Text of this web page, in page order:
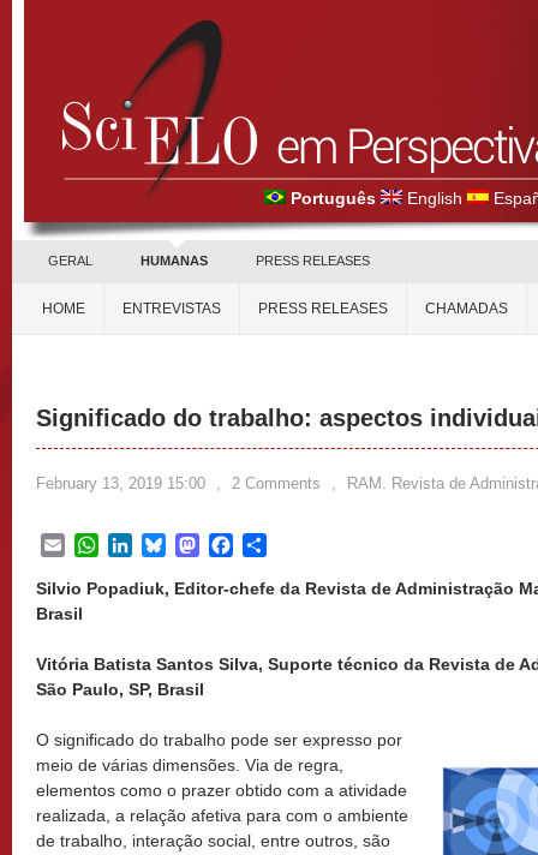
Português English
GERAL HUMANAS PRESS RELEASES
HOME ENTREVISTAS PRESS RELEASES CHAMADAS
Significado do trabalho: aspectos
February 13, 2019 15:00 , 2 Comments , RAM. Revista de
EmailWhatsApp
LinkedInBlueskyMastodonFacebook
Silvio Popadiuk, Editor-chefe da Revista de Administração
Brasil
Vitória Batista Santos Silva, Suporte técnico da Revista de
São Paulo, SP, Brasil
O significado do trabalho pode ser expresso por
meio de várias dimensões. Via de regra,
elementos como o prazer obtido com a atividade
realizada, a relação afetiva para com o ambiente
de trabalho, interação social, entre outros, são